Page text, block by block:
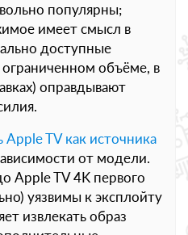
популярны;
имеет смысл в
доступные
объёме, в
оправдывают
Apple TV как источника
от модели.
Apple TV 4K первого
уязвимы к эксплойту
извлекать образ